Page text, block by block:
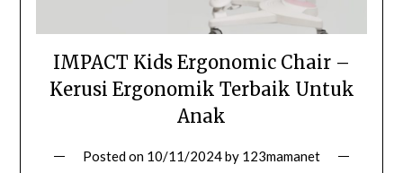
IMPACT Kids Ergonomic Chair –
Kerusi Ergonomik Terbaik Untuk
Anak
Posted on 10/11/2024by 123mamanet